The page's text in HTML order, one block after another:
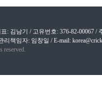
: 김남기 / 고유번호: 376-82-00067
리책임자: 임창일 / E-mail:
reserved.